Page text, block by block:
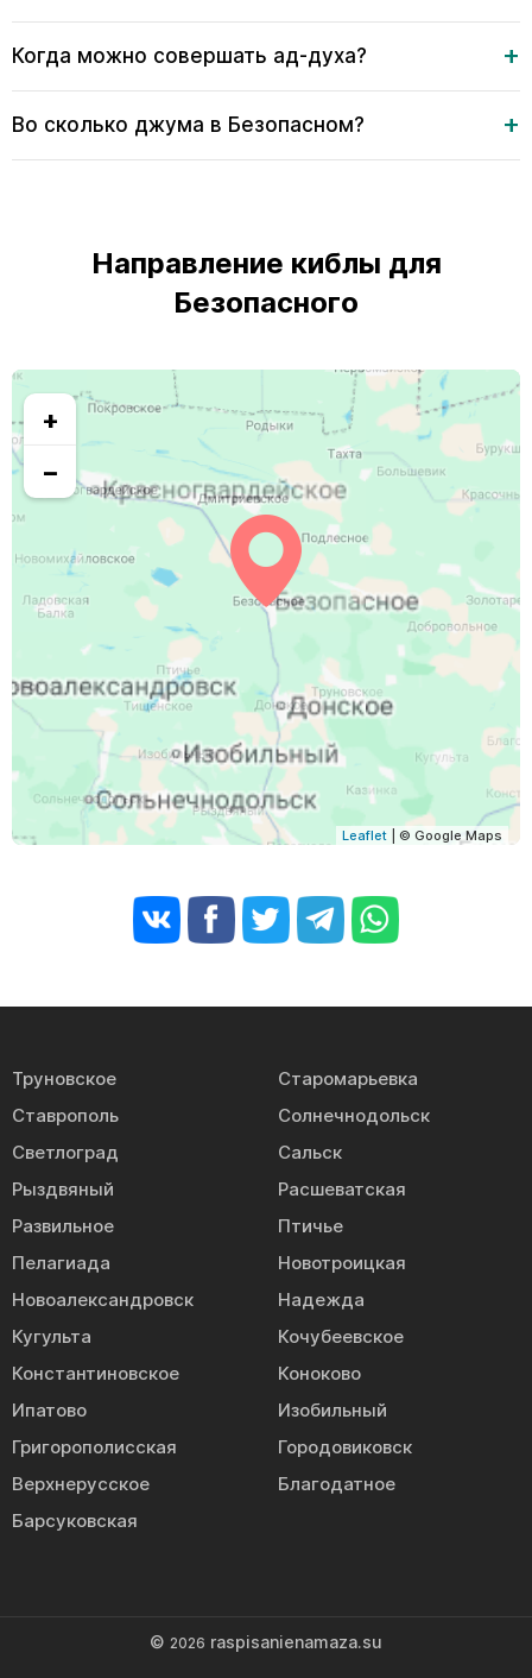
Когда можно совершать ад-духа?
Во сколько джума в Безопасном?
Направление киблы для
Безопасного
+
−
Leaflet | © Google Maps
Труновское
Старомарьевка
Ставрополь
Солнечнодольск
Светлоград
Сальск
Рыздвяный
Расшеватская
Развильное
Птичье
Пелагиада
Новотроицкая
Новоалександровск
Надежда
Кугульта
Кочубеевское
Константиновское
Коноково
Ипатово
Изобильный
Григорополисская
Городовиковск
Верхнерусское
Благодатное
Барсуковская
© 2026 raspisanienamaza.su